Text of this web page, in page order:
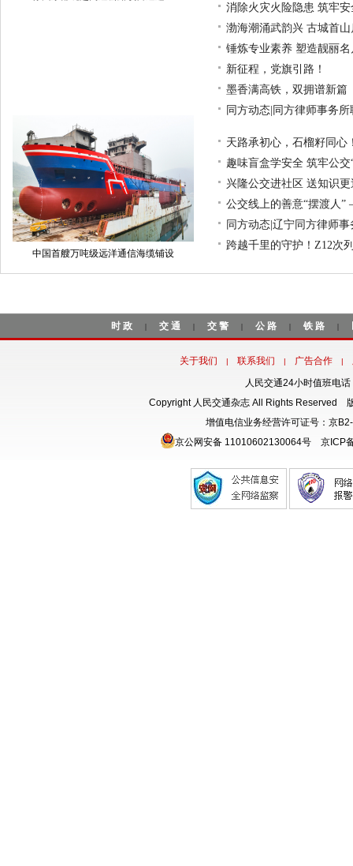
中国首艘万吨级远洋通信海缆铺设
消除火灾火险隐患 筑牢安
渤海潮涌武韵兴 古城首
锤炼专业素养 塑造靓丽
新征程，党旗引路！
墨香满高铁，双拥谱新篇
同方动态|同方律师事务
天路承初心，石榴籽同心
趣味盲盒学安全 筑牢公交
兴隆公交进社区 送知识
公交线上的善意“摆渡人
同方动态|辽宁同方律师
跨越千里的守护！Z12次
时政 | 交通 | 交警 | 公路 | 铁路 |
关于我们 | 联系我们 | 广告合作 |
人民交通24小时值班电
Copyright 人民交通杂志 All Rights Reserved
增值电信业务经营许可证号：京
京公网安备 11010602130064号
京ICP